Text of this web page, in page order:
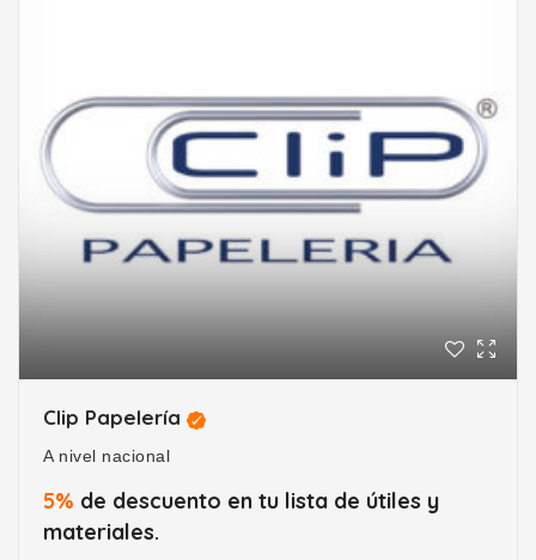
Clip Papelería
A nivel nacional
5% de descuento en tu lista de útiles y
materiales.